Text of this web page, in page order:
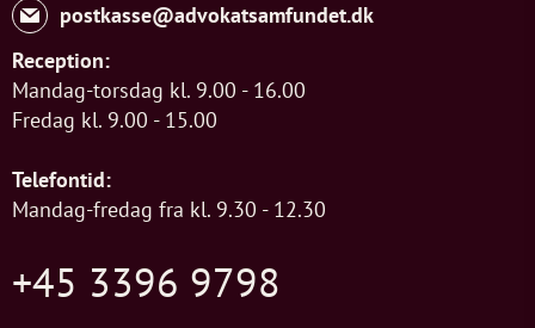
postkasse@advokatsamfundet.dk
Reception:
Mandag-torsdag kl. 9.00 - 16.00
Fredag kl. 9.00 - 15.00
Telefontid:
Mandag-fredag fra kl. 9.30 - 12.30
+45 3396 9798